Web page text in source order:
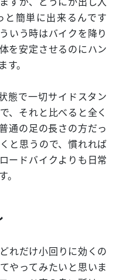
と簡単に出来るんです
いう時はバイクを降り
を安定させるのにハン
。
態で一切サイドスタン
、それと比べると全く
通の足の長さの方だっ
と思うので、慣れれば
ードバイクよりも日常
れだけ小回りに効くの
やってみたいと思いま